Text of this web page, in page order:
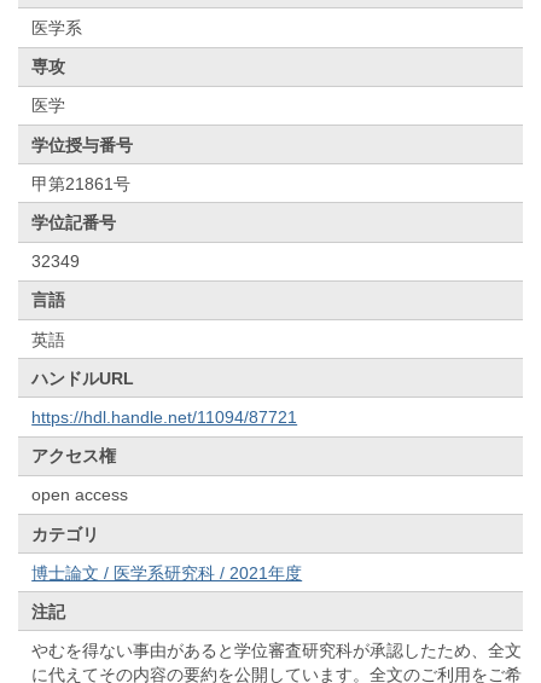
医学系
専攻
医学
学位授与番号
甲第21861号
学位記番号
32349
言語
英語
ハンドルURL
https://hdl.handle.net/11094/87721
アクセス権
open access
カテゴリ
博士論文 / 医学系研究科 / 2021年度
注記
やむを得ない事由があると学位審査研究科が承認したため、全文
に代えてその内容の要約を公開しています。全文のご利用をご希